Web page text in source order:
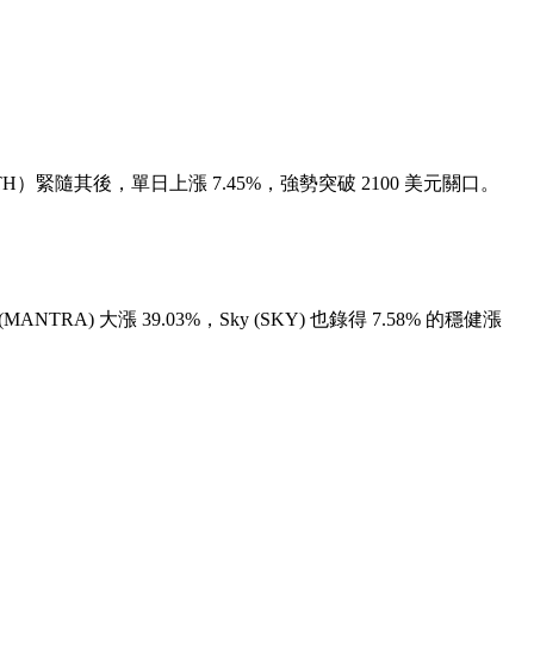
緊隨其後，單日上漲 7.45%，強勢突破 2100 美元關口。
大漲 39.03% ， Sky (SKY) 也錄得 7.58% 的穩健漲